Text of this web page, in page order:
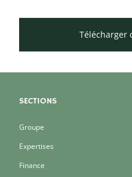
Télécharger
SECTIONS
Groupe
Expertises
Finance